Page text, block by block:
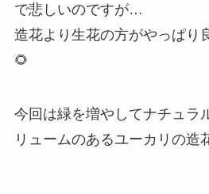
で悲しいのですが…
造花より生花の方がやっぱり
🌻
今回は緑を増やしてナチュラ
リュームのあるユーカリの造